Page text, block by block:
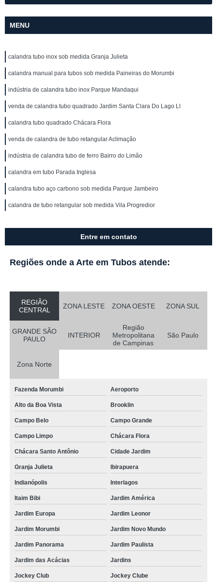
MENU
calandra tubo inox sob medida Granja Julieta
calandra manual para tubos sob medida Paineiras do Morumbi
indústria de calandra tubo inox Parque Mandaqui
venda de calandra tubo quadrado Jardim Santa Clara Do Lago Ll
calandra tubo quadrado Chácara Flora
venda de calandra de tubo retangular Aclimação
indústria de calandra tubo de ferro Bairro do Limão
calandra em tubo Parada Inglesa
calandra tubo aço carbono sob medida Parque Jambeiro
calandra de tubo retangular sob medida Vila Progredior
Entre em contato
Regiões onde a Arte em Tubos atende:
REGIÃO
CENTRAL
ZONA LESTE ZONA OESTE ZONA SUL
GRANDE SÃO
PAULO
INTERIOR
Região
Metropolitana
de Campinas
São Paulo
Zona Norte
Fazenda Morumbi Aeroporto
Alto da Boa Vista Brooklin
Campo Belo Campo Grande
Campo Limpo Chácara Flora
Chácara Santo Antônio Cidade Jardim
Granja Julieta Ibirapuera
Indianópolis Interlagos
Itaim Bibi Jardim América
Jardim Europa Jardim Leonor
Jardim Morumbi Jardim Novo Mundo
Jardim Panorama Jardim Paulista
Jardim das Acácias Jardins
Jockey Club Jockey Clube